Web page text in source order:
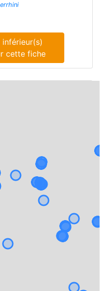
agrégé(s) sur cette fiche